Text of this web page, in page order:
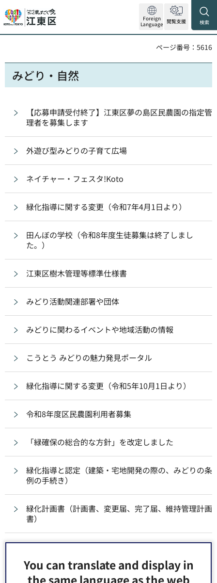
You can translate and display in
the same language as the web
Foreign
Language 閲覧支援 検索
ページ番号：5616
みどり・自然
【応募申請受付終了】江東区夢の島区民農園の指定管
理者を募集します
外遊び型みどりの子育て広場
ネイチャー・フェスタ!Koto
緑化指導に関する変更（令和7年4月1日より）
田んぼの学校（令和8年度生徒募集は終了しまし
た。）
江東区樹木管理等標準仕様書
みどり活動関連部署や団体
みどりに関わるイベントや地域活動の情報
こうとう みどりの魅力発見ポータル
緑化指導に関する変更（令和5年10月1日より）
令和8年度区民農園利用者募集
「緑確保の総合的な方針」を改定しました
緑化指導と認定（建築・宅地開発の際の、みどりの条
例の手続き）
緑化計画書（計画書、変更届、完了届、維持管理計画
書）
【令和7年4月1日より制度が改正されました】みどり